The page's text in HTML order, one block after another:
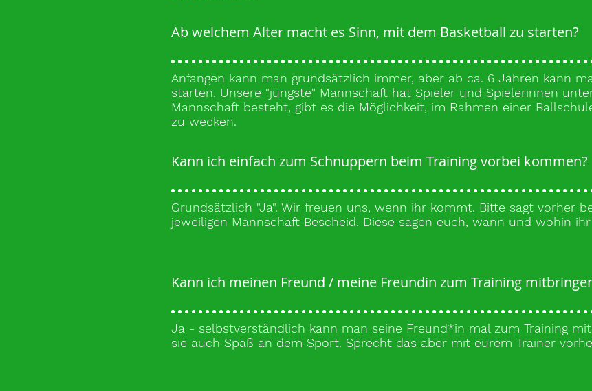
Ab welchem Alter macht es Sinn, mit dem Basketball zu starten?
Anfangen kann man grundsätzlich immer, aber ab ca. 6 Jahren kann
starten. Unsere "jüngste" Mannschaft hat Spieler und Spielerinnen
Mannschaft besteht, gibt es die Möglichkeit, im Rahmen einer
zu wecken.
Kann ich einfach zum Schnuppern beim Training vorbei kommen?
Grundsätzlich "Ja". Wir freuen uns, wenn ihr kommt. Bitte sagt vorher
jeweiligen Mannschaft Bescheid. Diese sagen euch, wann und wohin
Kann ich meinen Freund / meine Freundin zum Training
Ja - selbstverständlich kann man seine Freund*in mal zum Training
sie auch Spaß an dem Sport. Sprecht das aber mit eurem Trainer